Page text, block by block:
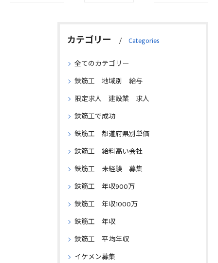
カテゴリー Categories
全てのカテゴリー
鉄筋工 地域別 給与
限定求人 建設業 求人
鉄筋工で成功
鉄筋工 都道府県別単価
鉄筋工 給料高い会社
鉄筋工 未経験 募集
鉄筋工 年収900万
鉄筋工 年収1000万
鉄筋工 年収
鉄筋工 平均年収
イケメン募集